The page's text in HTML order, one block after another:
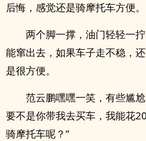
后悔，感觉还是骑摩托车方便。
两个脚一撑，油门轻轻一
能窜出去，如果车子走不稳，
是很方便。
范云鹏嘿嘿一笑，有些尴
要不是你带我去买车，我能花
骑摩托车呢？”